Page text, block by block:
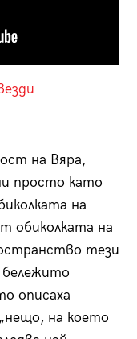
на Вяра,
просто като
на
обиколката на
тези
описаха
на което